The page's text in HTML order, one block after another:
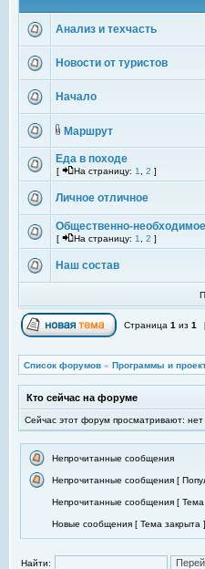
Анализ и техчасть
Новости от туристов
Начало
Маршрут
Еда в походе
[ На страницу: 1 2 ]
Личное отличное
Общественно-необходимое
[ На страницу: 1 2 ]
Наш состав
Страница 1 из 1
Список форумов » Программы и
Кто сейчас на форуме
Сейчас этот форум просматривают:
Непрочитанные сообщения
Непрочитанные сообщения [
Непрочитанные сообщения [ Тема
Новые сообщения [ Тема закрыта ]
Найти: